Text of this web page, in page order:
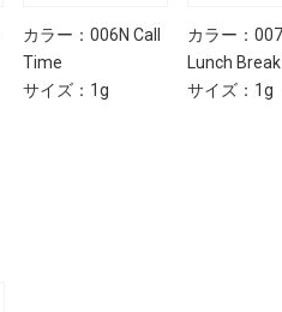
カラー：006N Call
Time
サイズ：1g
カラー：
Lunch Break
サイズ：1g